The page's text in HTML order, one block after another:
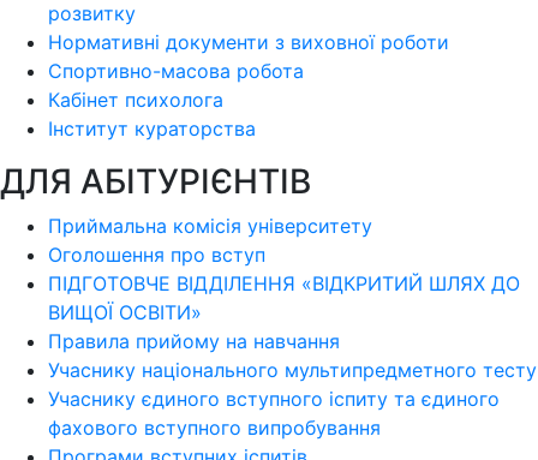
розвитку
Нормативні документи з виховної роботи
Спортивно-масова робота
Кабінет психолога
Інститут кураторства
ДЛЯ АБІТУРІЄНТІВ
Приймальна комісія університету
Оголошення про вступ
ПІДГОТОВЧЕ ВІДДІЛЕННЯ «ВІДКРИТИЙ ШЛЯХ ДО
ВИЩОЇ ОСВІТИ»
Правила прийому на навчання
Учаснику національного мультипредметного тесту
Учаснику єдиного вступного іспиту та єдиного
фахового вступного випробування